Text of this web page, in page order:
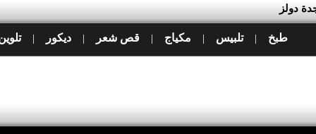
دولز
طبخ | تلبيس | مكياج | قص شعر | ديكور |